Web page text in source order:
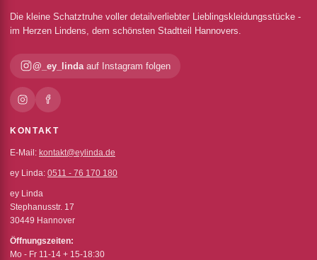
Die kleine Schatztruhe voller detailverliebter Lieblingskleidungsstücke -
im Herzen Lindens, dem schönsten Stadtteil Hannovers.
@_ey_linda auf Instagram folgen
KONTAKT
E-Mail: kontakt@eylinda.de
ey Linda: 0511 - 76 170 180
ey Linda
Stephanusstr. 17
30449 Hannover
Öffnungszeiten:
Mo - Fr 11-14 + 15-18:30